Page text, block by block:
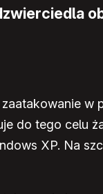
w
do tego celu
XP. Na